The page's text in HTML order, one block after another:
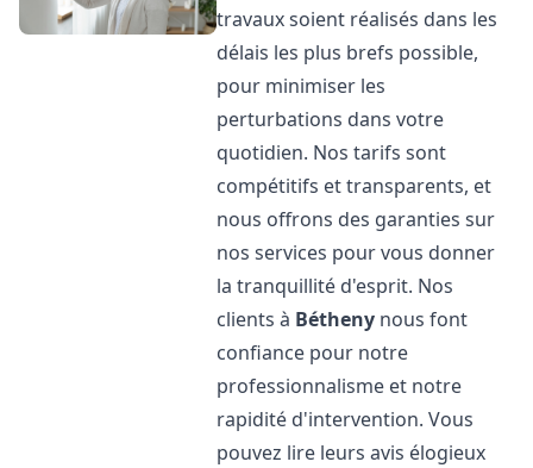
travaux soient réalisés dans les
délais les plus brefs possible,
pour minimiser les
perturbations dans votre
quotidien. Nos tarifs sont
compétitifs et transparents, et
nous offrons des garanties sur
nos services pour vous donner
la tranquillité d'esprit. Nos
clients à Bétheny nous font
confiance pour notre
professionnalisme et notre
rapidité d'intervention. Vous
pouvez lire leurs avis élogieux